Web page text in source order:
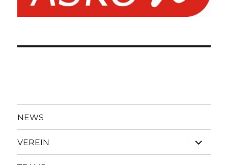
NEWS
VEREIN
öffnen